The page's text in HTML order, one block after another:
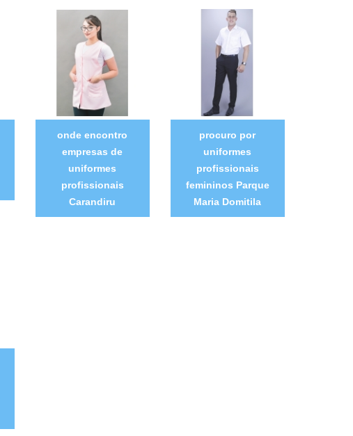
onde encontro
empresas de
uniformes
profissionais
Carandiru
procuro por
uniformes
profissionais
femininos Parque
Maria Domitila